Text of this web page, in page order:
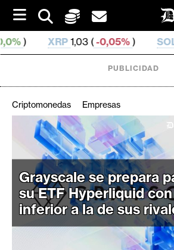
i
p
t
o
( -0,05%) SOL76,75 ( 1,1%)
C
r
i
p
t
o
M
PUBLICIDAD
Criptomonedas Empresas
Grayscale se prepara
su ETF Hyperliquid
inferior a la de sus